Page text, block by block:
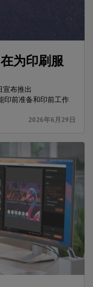
为印刷服
宣布推出
印前准备和印前工作
2026年6月29日